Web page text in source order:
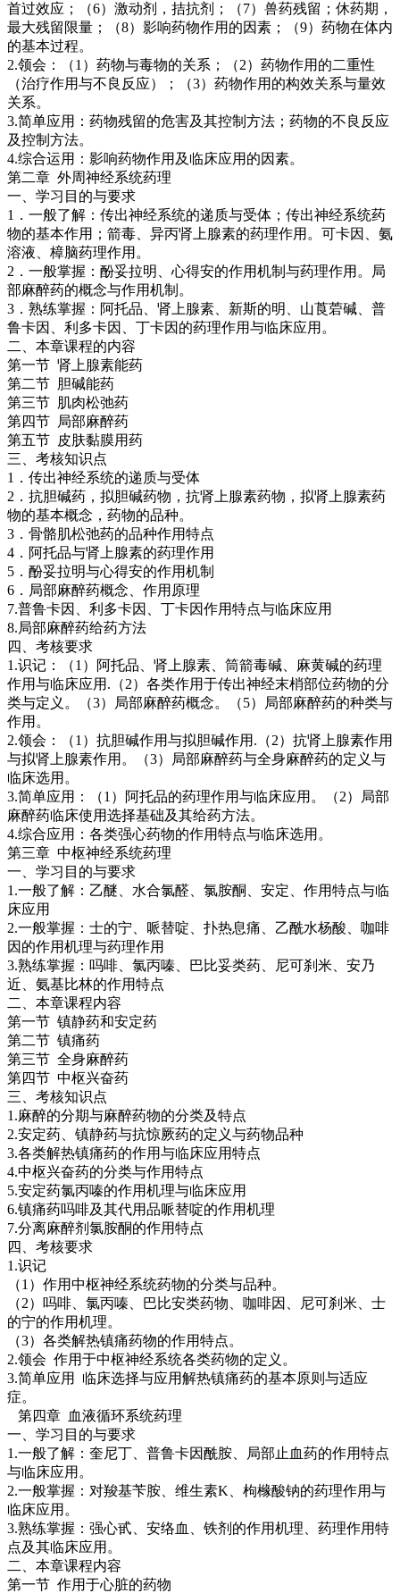
首过效应；（6）激动剂，拮抗剂；（7）兽药残留；休药期，
最大残留限量；（8）影响药物作用的因素；（9）药物在体内
的基本过程。
2.领会：（1）药物与毒物的关系；（2）药物作用的二重性
（治疗作用与不良反应）；（3）药物作用的构效关系与量效
关系。
3.简单应用：药物残留的危害及其控制方法；药物的不良反应
及控制方法。
4.综合运用：影响药物作用及临床应用的因素。
第二章 外周神经系统药理
一、学习目的与要求
1．一般了解：传出神经系统的递质与受体；传出神经系统药
物的基本作用；箭毒、异丙肾上腺素的药理作用。可卡因、氨
溶液、樟脑药理作用。
2．一般掌握：酚妥拉明、心得安的作用机制与药理作用。局
部麻醉药的概念与作用机制。
3．熟练掌握：阿托品、肾上腺素、新斯的明、山莨菪碱、普
鲁卡因、利多卡因、丁卡因的药理作用与临床应用。
二、本章课程的内容
第一节 肾上腺素能药
第二节 胆碱能药
第三节 肌肉松弛药
第四节 局部麻醉药
第五节 皮肤黏膜用药
三、考核知识点
1．传出神经系统的递质与受体
2．抗胆碱药，拟胆碱药物，抗肾上腺素药物，拟肾上腺素药
物的基本概念，药物的品种。
3．骨骼肌松弛药的品种作用特点
4．阿托品与肾上腺素的药理作用
5．酚妥拉明与心得安的作用机制
6．局部麻醉药概念、作用原理
7.普鲁卡因、利多卡因、丁卡因作用特点与临床应用
8.局部麻醉药给药方法
四、考核要求
1.识记：（1）阿托品、肾上腺素、筒箭毒碱、麻黄碱的药理
作用与临床应用.（2）各类作用于传出神经末梢部位药物的分
类与定义。（3）局部麻醉药概念。（5）局部麻醉药的种类与
作用。
2.领会：（1）抗胆碱作用与拟胆碱作用.（2）抗肾上腺素作用
与拟肾上腺素作用。（3）局部麻醉药与全身麻醉药的定义与
临床选用。
3.简单应用：（1）阿托品的药理作用与临床应用。（2）局部
麻醉药临床使用选择基础及其给药方法。
4.综合应用：各类强心药物的作用特点与临床选用。
第三章 中枢神经系统药理
一、学习目的与要求
1.一般了解：乙醚、水合氯醛、氯胺酮、安定、作用特点与临
床应用
2.一般掌握：士的宁、哌替啶、扑热息痛、乙酰水杨酸、咖啡
因的作用机理与药理作用
3.熟练掌握：吗啡、氯丙嗪、巴比妥类药、尼可刹米、安乃
近、氨基比林的作用特点
二、本章课程内容
第一节 镇静药和安定药
第二节 镇痛药
第三节 全身麻醉药
第四节 中枢兴奋药
三、考核知识点
1.麻醉的分期与麻醉药物的分类及特点
2.安定药、镇静药与抗惊厥药的定义与药物品种
3.各类解热镇痛药的作用与临床应用特点
4.中枢兴奋药的分类与作用特点
5.安定药氯丙嗪的作用机理与临床应用
6.镇痛药吗啡及其代用品哌替啶的作用机理
7.分离麻醉剂氯胺酮的作用特点
四、考核要求
1.识记
（1）作用中枢神经系统药物的分类与品种。
（2）吗啡、氯丙嗪、巴比安类药物、咖啡因、尼可刹米、士
的宁的作用机理。
（3）各类解热镇痛药物的作用特点。
2.领会 作用于中枢神经系统各类药物的定义。
3.简单应用 临床选择与应用解热镇痛药的基本原则与适应
症。
第四章 血液循环系统药理
一、学习目的与要求
1.一般了解：奎尼丁、普鲁卡因酰胺、局部止血药的作用特点
与临床应用。
2.一般掌握：对羧基苄胺、维生素K、枸橼酸钠的药理作用与
临床应用。
3.熟练掌握：强心甙、安络血、铁剂的作用机理、药理作用特
点及其临床应用。
二、本章课程内容
第一节 作用于心脏的药物